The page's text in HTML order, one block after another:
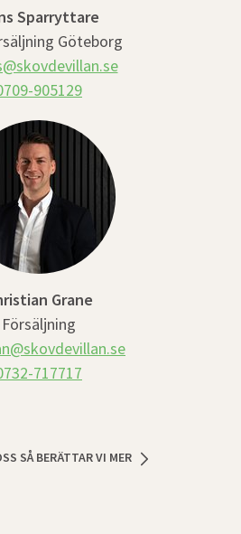
Sparryttare
Göteborg
905129
Grane
Försäljning
717717
SÅ BERÄTTAR VI MER